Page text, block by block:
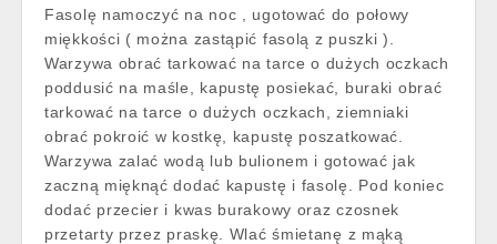
Fasolę namoczyć na noc , ugotować do połowy
miękkości ( można zastąpić fasolą z puszki ).
Warzywa obrać tarkować na tarce o dużych oczkach
poddusić na maśle, kapustę posiekać, buraki obrać
tarkować na tarce o dużych oczkach, ziemniaki
obrać pokroić w kostkę, kapustę poszatkować.
Warzywa zalać wodą lub bulionem i gotować jak
zaczną mięknąć dodać kapustę i fasolę. Pod koniec
dodać przecier i kwas burakowy oraz czosnek
przetarty przez praskę. Wlać śmietanę z mąką